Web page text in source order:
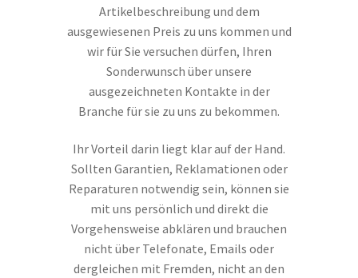
Artikelbeschreibung und dem
ausgewiesenen Preis zu uns kommen und
wir für Sie versuchen dürfen, Ihren
Sonderwunsch über unsere
ausgezeichneten Kontakte in der
Branche für sie zu uns zu bekommen.
Ihr Vorteil darin liegt klar auf der Hand.
Sollten Garantien, Reklamationen oder
Reparaturen notwendig sein, können sie
mit uns persönlich und direkt die
Vorgehensweise abklären und brauchen
nicht über Telefonate, Emails oder
dergleichen mit Fremden, nicht an den